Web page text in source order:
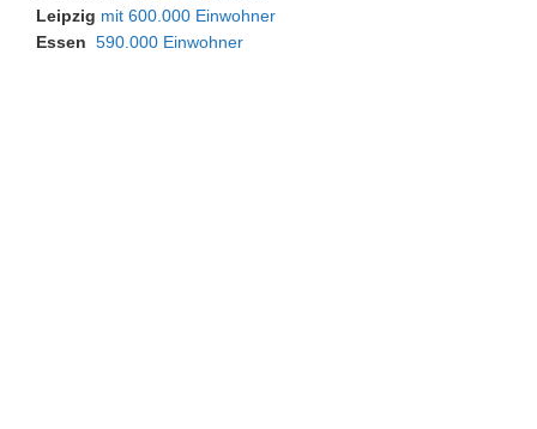
Leipzig mit 600.000 Einwohner
Essen 590.000 Einwohner